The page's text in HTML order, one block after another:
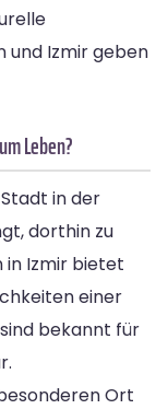
und Izmir geben
Leben?
in der
dorthin zu
in Izmir bietet
einer
bekannt für
Ort